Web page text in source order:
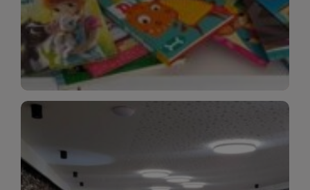
jako pierwsze.
WIĘCEJ
WIĘCEJ